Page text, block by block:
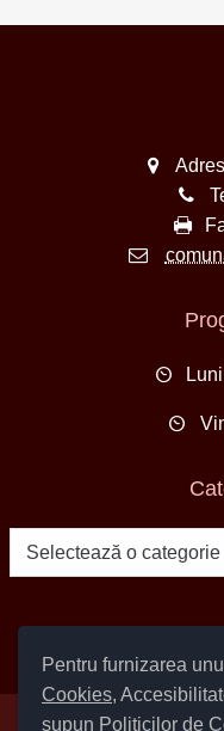
Pentru furnizarea
Cookies,
supun Politicilor de
Categorii
de